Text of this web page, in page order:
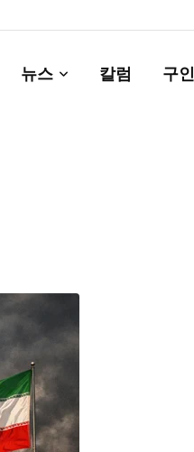
뉴스 칼럼 구